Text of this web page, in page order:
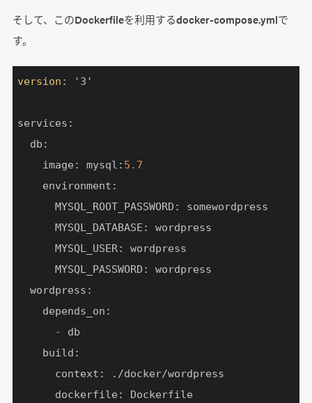
そして、このDockerfileを利用するdocker-compose.ymlで
す。
version : '3'
services:
  db:
    image:
mysql: 5.7
    environment:
      MYSQL_ROOT_PASSWORD:
      MYSQL_DATABASE:
      MYSQL_USER:
      MYSQL_PASSWORD:
  wordpress:
    depends_on:
      -
    build:
      context:
      dockerfile: